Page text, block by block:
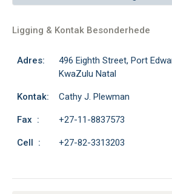
Ligging & Kontak Besonderhede
Adres:
496 Eighth Street, Port
KwaZulu Natal
Kontak: Cathy J. Plewman
Fax : +27-11-8837573
Cell : +27-82-3313203